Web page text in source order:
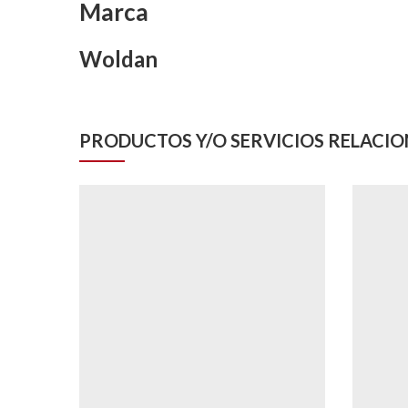
Marca
Woldan
PRODUCTOS Y/O SERVICIOS